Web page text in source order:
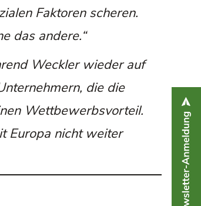
Faktoren scheren.
das andere.“
Weckler wieder auf
die die
Wettbewerbsvorteil.
Europa nicht weiter